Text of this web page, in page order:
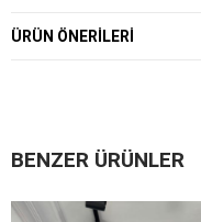
ÜRÜN ÖNERILERI
BENZER ÜRÜNLER